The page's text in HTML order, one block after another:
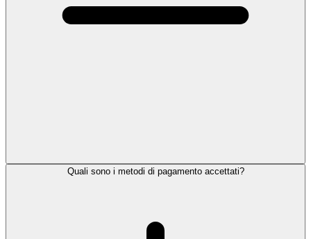
Quali sono i metodi di pagamento accettati?